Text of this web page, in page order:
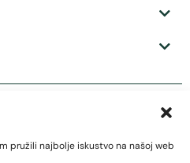
pružili najbolje iskustvo na našoj web